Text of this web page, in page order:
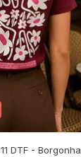
DTF - Borgonha